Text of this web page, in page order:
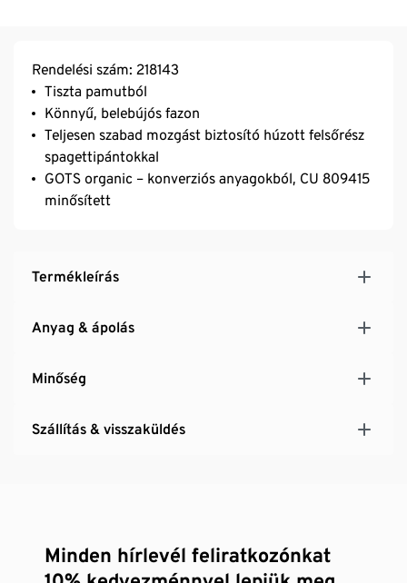
Rendelési szám: 218143
Tiszta pamutból
Könnyű, belebújós fazon
Teljesen szabad mozgást biztosító húzott felsőrész
spagettipántokkal
GOTS organic – konverziós anyagokból, CU 809415
minősített
Termékleírás
Anyag & ápolás
Minőség
Szállítás & visszaküldés
Minden hírlevél feliratkozónkat